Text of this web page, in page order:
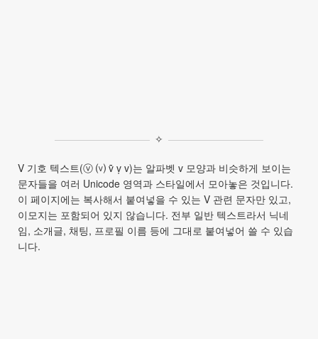
✧
V 기호 텍스트(ⓥ ⒱ ṽ ṿ v)는 알파벳 v 모양과 비슷하게 보이는
문자들을 여러 Unicode 영역과 스타일에서 모아놓은 것입니다.
이 페이지에는 복사해서 붙여넣을 수 있는 V 관련 문자만 있고,
이모지는 포함되어 있지 않습니다. 전부 일반 텍스트라서 닉네
임, 소개글, 채팅, 프로필 이름 등에 그대로 붙여넣어 쓸 수 있습
니다.